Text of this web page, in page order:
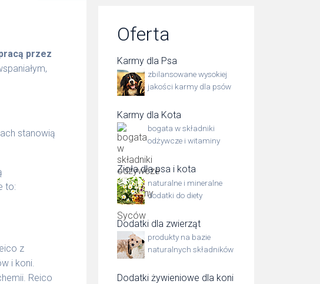
przez
stanowią
to:
z
i koni.
Reico
Oferta
Karmy dla Psa
zbilansowane wysokiej
jakości karmy dla psów
Karmy dla Kota
bogata w składniki
odżywcze i witaminy
Zioła dla psa i kota
naturalne i mineralne
dodatki do diety
Dodatki dla zwierząt
produkty na bazie
naturalnych składników
Dodatki żywieniowe dla koni